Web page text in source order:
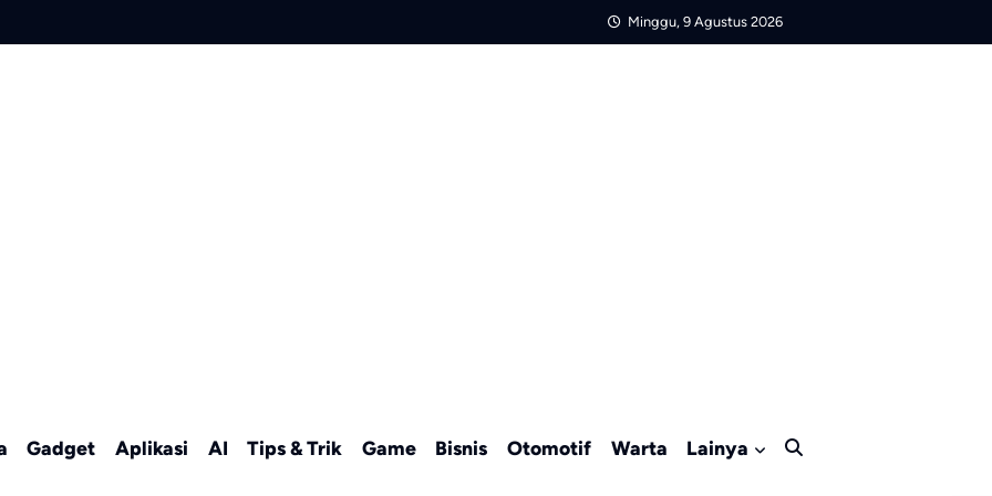
Minggu, 9 Agustus 2026
Gadget Aplikasi AI Tips & Trik Game Bisnis Otomotif Warta Lainya